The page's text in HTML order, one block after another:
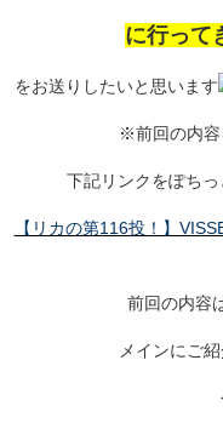
に行って
をお送りしたいと思います
※前回の内容
下記リンクをぽち
【リカの第116投！】
前回の内容
メインにご